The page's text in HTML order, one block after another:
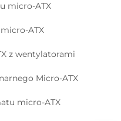
micro-ATX
ATX
z wentylatorami
Micro-ATX
micro-ATX